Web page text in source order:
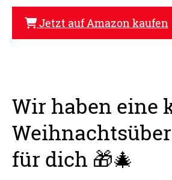
Jetzt auf Amazon kaufen
Wir haben eine
für dich 🎁🎄